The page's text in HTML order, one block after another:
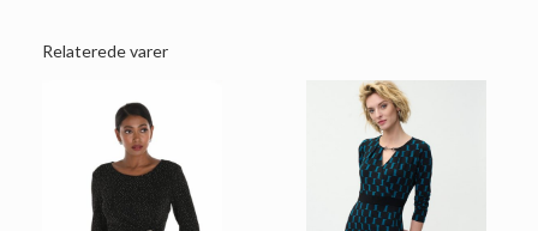
Relaterede varer